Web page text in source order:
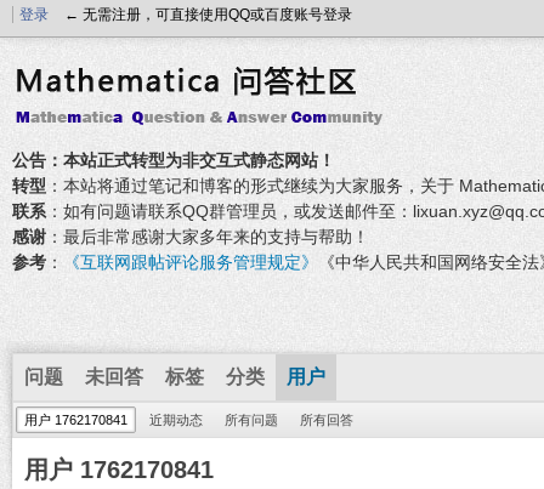
登录 ← 无需注册，可直接使用QQ或百度账号登录
公告：本站正式转型为非交互式静态网站！
转型 ：本站将通过笔记和博客的形式继续为大家服务，关于
联系 ：如有问题请联系QQ群管理员，或发送邮件至：
感谢 ：最后非常感谢大家多年来的支持与帮助！
参考 ： 《互联网跟帖评论服务管理规定》 《中华人民共和国网络安全
问题 未回答 标签 分类 用户
用户 1762170841 近期动态 所有问题 所有回答
用户 1762170841